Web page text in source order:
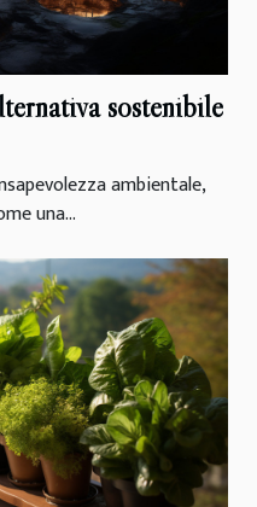
sostenibile
ambientale,
una...